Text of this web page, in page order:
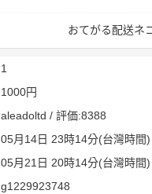
おてがる配送ネ
1
1000円
aleadoltd / 評価:8388
05月14日 23時14分(台灣時間)
05月21日 20時14分(台灣時間)
g1229923748